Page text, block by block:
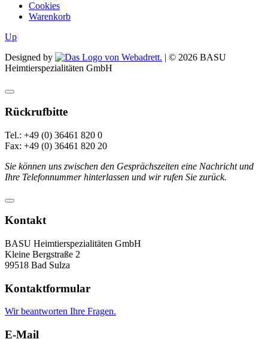
Cookies
Warenkorb
Up
Designed by
| © 2026 BASU
Heimtierspezialitäten GmbH
Rückrufbitte
Tel.: +49 (0) 36461 820 0
Fax: +49 (0) 36461 820 20
Sie können uns zwischen den Gesprächszeiten eine Nachricht und
Ihre Telefonnummer hinterlassen und wir rufen Sie zurück.
Kontakt
BASU Heimtierspezialitäten GmbH
Kleine Bergstraße 2
99518 Bad Sulza
Kontaktformular
Wir beantworten Ihre Fragen.
E-Mail